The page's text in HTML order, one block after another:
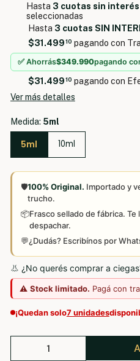
Hasta 3 cuotas sin interés
seleccionadas
Hasta 3 cuotas SIN
$31.49910 pagando con
✅ Ahorrás$349.990pagando
$31.49910 pagando con
Ver más detalles
Medida: 5ml
5ml 10ml
🛡️100% Original. Importado y
trucho.
📦Frasco sellado de fábrica.
despachar.
💬¿Dudás? Escribínos por
👃 ¿No querés comprar a
⚠️ Stock limitado. Pagá con
¡Quedan solo7 unidades